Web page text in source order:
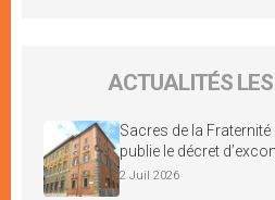
ACTUALITÉS
Sacres de la Fraternité
publie le décret
2 Juil 2026